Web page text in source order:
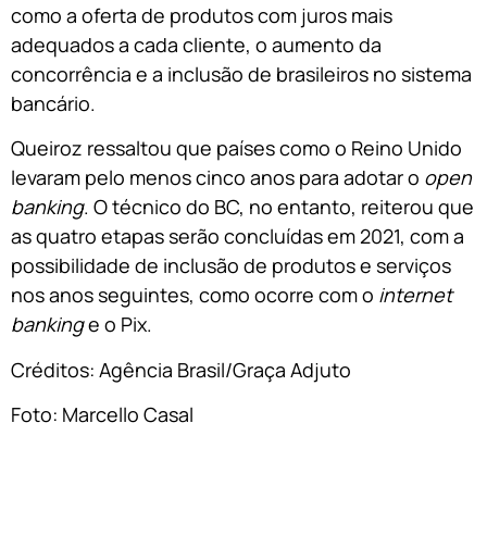
como a oferta de produtos com juros mais
adequados a cada cliente, o aumento da
concorrência e a inclusão de brasileiros no sistema
bancário.
Queiroz ressaltou que países como o Reino Unido
levaram pelo menos cinco anos para adotar o open
banking. O técnico do BC, no entanto, reiterou que
as quatro etapas serão concluídas em 2021, com a
possibilidade de inclusão de produtos e serviços
nos anos seguintes, como ocorre com o internet
bankinge o Pix.
Créditos: Agência Brasil/Graça Adjuto
Foto: Marcello Casal